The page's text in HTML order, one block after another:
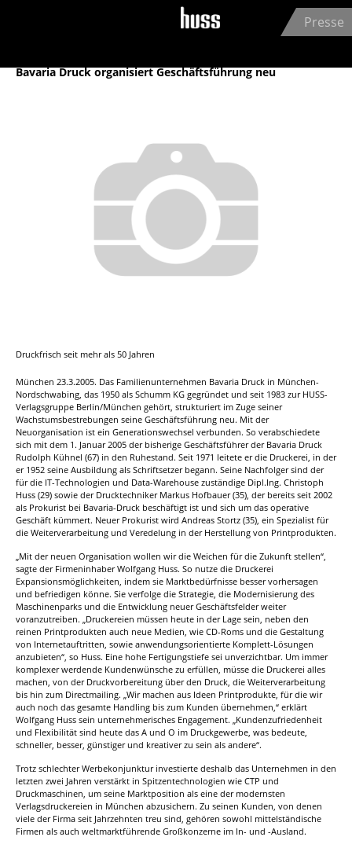
Jump to navigation
Presse
Bavaria Druck organisiert Geschäftsführung neu
Druckfrisch seit mehr als 50 Jahren
München 23.3.2005. Das Familienunternehmen Bavaria Druck in München-
Nordschwabing, das 1950 als Schumm KG gegründet und seit 1983 zur HUSS-
Verlagsgruppe Berlin/München gehört, strukturiert im Zuge seiner
Wachstumsbestrebungen seine Geschäftsführung neu. Mit der
Neuorganisation ist ein Generationswechsel verbunden. So verabschiedete
sich mit dem 1. Januar 2005 der bisherige Geschäftsführer der Bavaria Druck
Rudolph Kühnel (67) in den Ruhestand. Seit 1971 leitete er die Druckerei, in der
er 1952 seine Ausbildung als Schriftsetzer begann. Seine Nachfolger sind der
für die IT-Technologien und Data-Warehouse zuständige Dipl.Ing. Christoph
Huss (29) sowie der Drucktechniker Markus Hofbauer (35), der bereits seit 2002
als Prokurist bei Bavaria-Druck beschäftigt ist und sich um das operative
Geschäft kümmert. Neuer Prokurist wird Andreas Stortz (35), ein Spezialist für
die Weiterverarbeitung und Veredelung in der Herstellung von Printprodukten.
„Mit der neuen Organisation wollen wir die Weichen für die Zukunft stellen“,
sagte der Firmeninhaber Wolfgang Huss. So nutze die Druckerei
Expansionsmöglichkeiten, indem sie Marktbedürfnisse besser vorhersagen
und befriedigen könne. Sie verfolge die Strategie, die Modernisierung des
Maschinenparks und die Entwicklung neuer Geschäftsfelder weiter
voranzutreiben. „Druckereien müssen heute in der Lage sein, neben den
reinen Printprodukten auch neue Medien, wie CD-Roms und die Gestaltung
von Internetauftritten, sowie anwendungsorientierte Komplett-Lösungen
anzubieten“, so Huss. Eine hohe Fertigungstiefe sei unverzichtbar. Um immer
komplexer werdende Kundenwünsche zu erfüllen, müsse die Druckerei alles
machen, von der Druckvorbereitung über den Druck, die Weiterverarbeitung
bis hin zum Directmailing. „Wir machen aus Ideen Printprodukte, für die wir
auch noch das gesamte Handling bis zum Kunden übernehmen,“ erklärt
Wolfgang Huss sein unternehmerisches Engagement. „Kundenzufriedenheit
und Flexibilität sind heute das A und O im Druckgewerbe, was bedeute,
schneller, besser, günstiger und kreativer zu sein als andere“.
Trotz schlechter Werbekonjunktur investierte deshalb das Unternehmen in den
letzten zwei Jahren verstärkt in Spitzentechnologien wie CTP und
Druckmaschinen, um seine Marktposition als eine der modernsten
Verlagsdruckereien in München abzusichern. Zu seinen Kunden, von denen
viele der Firma seit Jahrzehnten treu sind, gehören sowohl mittelständische
Firmen als auch weltmarktführende Großkonzerne im In- und -Ausland.